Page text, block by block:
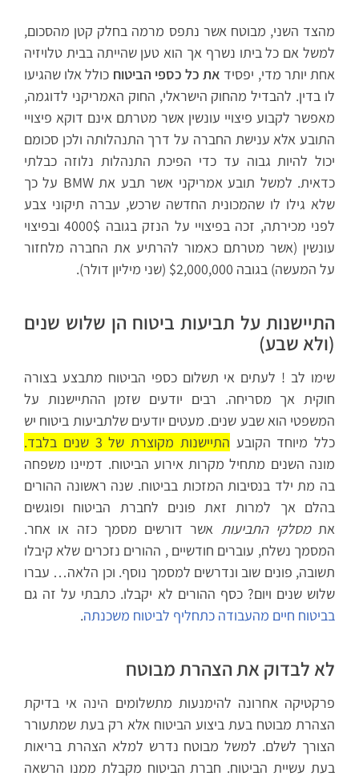
מהצד השני, מבוטח אשר נתפס מרמה בחלק קטן מהסכום,
למשל אם כל ביתו נשרף אך הוא טען שהייתה בבית טלויזיה
אחת יותר מדי, יפסידאת כל כספי הביטוחכולל אלו שהגיעו
לו בדין. להבדיל מהחוק הישראלי, החוק האמריקני לדוגמה,
מאפשר לקבוע פיצויי עונשין אשר מטרתם אינם דוקא פיצויי
התובע אלא ענישת החברה על דרך התנהלותה ולכן סכומם
יכול להיות גבוה עד כדי הפיכת התנהלות נלוזה כבלתי
כדאית. למשל תובע אמריקני אשר תבע את BMW על כך
שלא גילו לו שהמכונית החדשה שרכש, עברה תיקוני צבע
לפני מכירתה, זכה בפיצויי על הנזק בגובה 4000$ ובפיצוי
עונשין (אשר מטרתם כאמור להרתיע את החברה מלחזור
על המעשה) בגובה $2,000,000 (שני מיליון דולר).
התיישנות על תביעות ביטוח הן שלוש שנים
(ולא שבע)
שימו לב ! לעתים אי תשלום כספי הביטוח מתבצע בצורה
חוקית אך מסריחה. רבים יודעים שזמן ההתיישנות על
המשפטי הוא שבע שנים. מעטים יודעים שלתביעות ביטוח יש
כלל מיוחד הקובעהתיישנות מקוצרת של 3 שנים בלבד.
מונה השנים מתחיל מקרות אירוע הביטוח. דמיינו משפחה
בה מת ילד בנסיבות המזכות בביטוח. שנה ראשונה ההורים
בהלם אך למרות זאת פונים לחברת הביטוח ופוגשים
אתמסלקי התביעותאשר דורשים מסמך כזה או אחר.
המסמך נשלח, עוברים חודשיים , ההורים נזכרים שלא קיבלו
תשובה, פונים שוב ונדרשים למסמך נוסף. וכן הלאה… עברו
שלוש שנים ויום? כסף ההורים לא יקבלו. כתבתי על זה גם
בביטוח חיים מהעבודה כתחליף לביטוח משכנתה.
לא לבדוק את הצהרת מבוטח
פרקטיקה אחרונה להימנעות מתשלומים הינה אי בדיקת
הצהרת מבוטח בעת ביצוע הביטוח אלא רק בעת שמתעורר
הצורך לשלם. למשל מבוטח נדרש למלא הצהרת בריאות
בעת עשיית הביטוח. חברת הביטוח מקבלת ממנו הרשאה